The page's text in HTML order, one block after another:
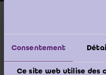
Consentement
Ce site web utilise des
samedi 23 mai